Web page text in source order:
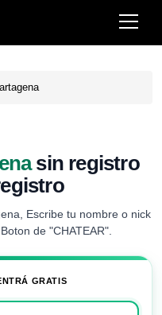
sin registro
Escribe tu nombre o nick
de "CHATEAR".
GRATIS